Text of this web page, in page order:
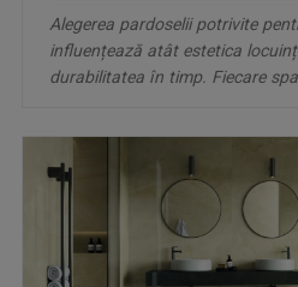
Alegerea pardoselii potrivite
influențează atât estetica
durabilitatea în timp. Fiecare